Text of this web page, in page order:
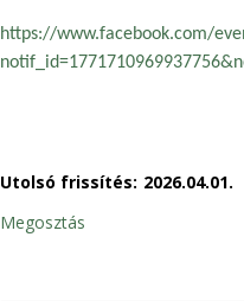
https://www.facebook.com/
Utolsó frissítés: 2026.04.01.
Megosztás